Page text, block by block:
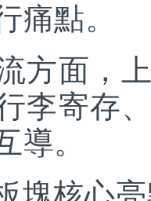
痛點。
面，上
李寄存
導。
核心亮